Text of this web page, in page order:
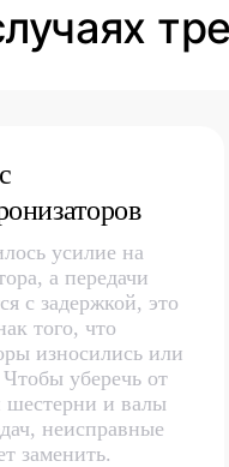
усилие на
а передачи
с задержкой, это
того, что
износились или
уберечь от
шестерни и валы
неисправные
заменить.